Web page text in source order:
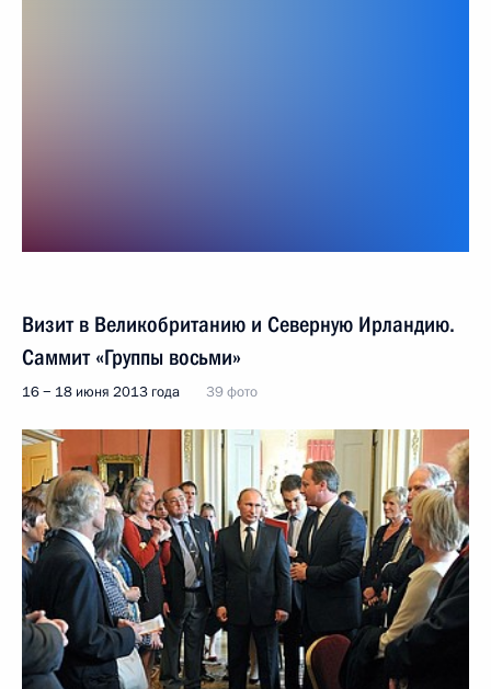
Визит в Великобританию и Северную Ирландию.
Саммит «Группы восьми»
16 − 18 июня 2013 года 39 фото